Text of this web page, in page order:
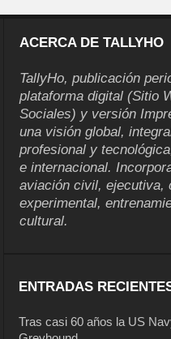
ACERCA DE TALLYHO
TallyHo, publicación
plataforma digital (Sitio
Sociales) y versión
una visión global,
profesional y
e internacional.
aviación civil, ejecutiva,
experimental,
cultural.
ENTRADAS
Tras casi 60 años la US